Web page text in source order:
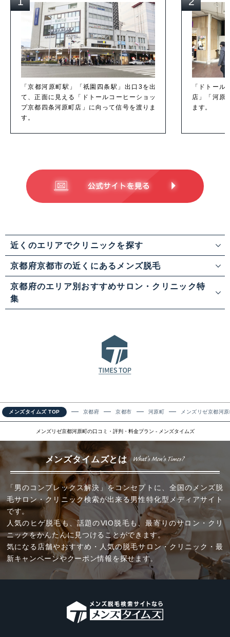
「京都河原町駅」「祇園四条駅」出口3を出
て、正面に見える「ドトールコーヒーショッ
プ京都四条河原町店」に向って信号を渡りま
す。
「ドトー
店」「河原
ます。
近くのエリアでクリニックを探す
京都府京都市の近くにあるメンズ脱毛
京都府のエリア別おすすめサロン・クリニック特
集
メンズタイムズ TOP 京都府 京都市 河原町 メンズリゼ京都河
メンズリゼ京都河原町の口コミ・評判・料金プラン - メンズタイムズ
メンズタイムズとは
「男のコンプレックス解決」をコンセプトに、全国のメンズ脱
毛サロン・クリニック検索が出来る男性特化型メディアサイト
です。
人気のヒゲ脱毛も、話題のVIO脱毛も、最寄りのサロン・クリ
ニックをかんたんに見つけることができます。
気になる店舗やおすすめ・人気の脱毛サロン・クリニック・最
新キャンペーンやクーポン情報を探せます。